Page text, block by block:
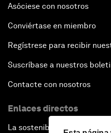
Asóciese con nosotros
Conviértase en miembro
Regístrese para recibir
Suscríbase a nuestros
Contacte con nosotros
Enlaces directos
La sostenibilidad en el Foro